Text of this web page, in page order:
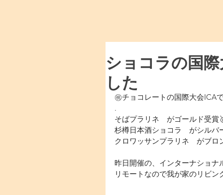
ショコラの国
した
㊗️チョコレートの国際大会ICA
.
そばプラリネ　がゴールド受賞
杉樽日本酒ショコラ　がシルバ
クロワッサンプラリネ　がブロ
昨日開催の、インターナショナ
リモートなので我が家のリビン